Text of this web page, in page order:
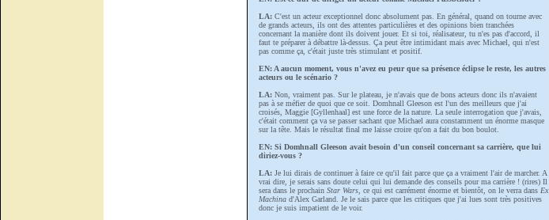
LA: C'est un acteur exceptionnel donc absolument pas. En général, quand on tourne avec
de grands acteurs, ils ont des attentes particulières et des opinions bien tranchées
concernant la manière dont ils doivent jouer. Et si toi, réalisateur, tu n'es pas d'accord, il
faut te préparer à débattre là-dessus. Ça peut être intimidant mais avec Michael, qui n'est
pas comme ça, c'était juste très stimulant et positif.
EN: A aucun moment, vous n'avez eu peur que sa présence éclipse le reste, les autres
acteurs ou le scénario ?
LA: Non, vraiment pas. Sur le plateau, je n'avais que de bons acteurs donc ils n'avaient
pas à se méfier de quoi que ce soit. Domhnall Gleeson est l'un des meilleurs que j'ai
croisés, Maggie [Gyllenhaal] est une force de la nature. La seule interrogation que j'avais,
c'était comment ça va se passer sachant que Michael aura constamment un énorme masque
sur la tête. Mais le résultat final me laisse croire qu'on a fait du bon boulot.
EN: Si Domhnall Gleeson avait besoin d'un conseil concernant sa carrière, que lui
diriez-vous ?
LA: Je lui dirais de continuer à faire ce qu'il fait parce que ça a vraiment l'air de marcher. A
vrai dire, je serais sans doute celui qui lui demande des conseils pour ma carrière ! (rires) Il
sera dans le prochain Star Wars , ce qui est carrément énorme et bientôt, on le verra dans Ex
Machina d'Alex Garland. Je le sais parce que les critiques que j'ai lues sont très positives
donc je suis impatient de le voir.